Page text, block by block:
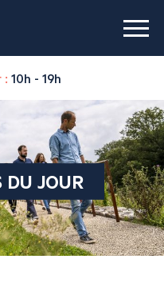
: 10h - 19h
JOUR